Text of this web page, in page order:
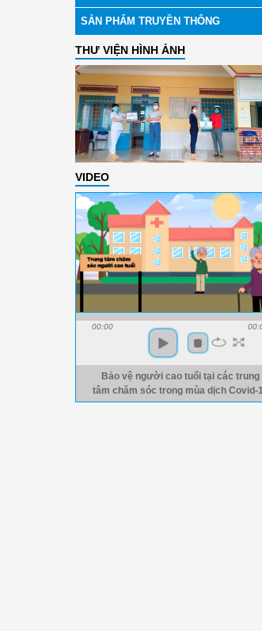
SẢN PHẨM TRUYỀN THÔNG
THƯ VIỆN HÌNH ẢNH
VIDEO
00:00
Bảo vệ người cao tuổi tại các trung
tâm chăm sóc trong mùa dịch Covid-